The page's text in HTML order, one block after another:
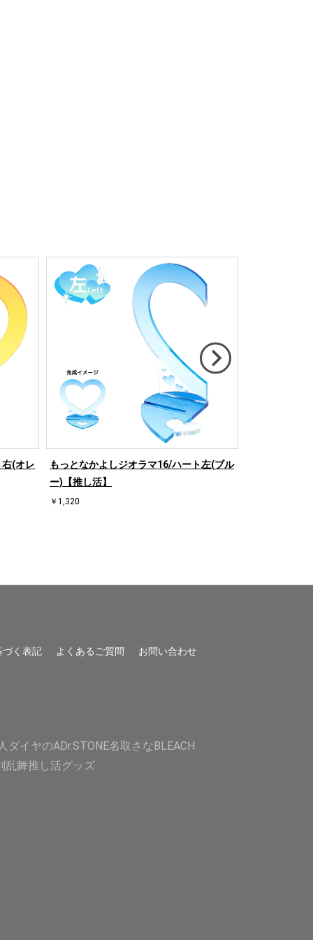
(オレ
もっとなかよしジオラマ16/ハート左(ブル
ー)【推し活】
￥1,320
づく表記 よくあるご質問 お問い合わせ
ダイヤのADr.STONE名取さな BLEACH
乱舞推し活グッズ